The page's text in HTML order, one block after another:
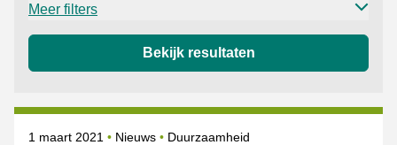
Meer filters
Bekijk resultaten
Gepubliceerd op
1 maart 2021 Categorie
Nieuws Onderwerpen
Duurzaamheid